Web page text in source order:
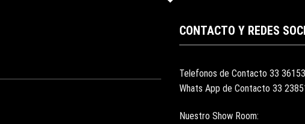
CONTACTO Y REDES
Telefonos de Contacto 33
Whats App de Contacto 33
Nuestro Show Room: